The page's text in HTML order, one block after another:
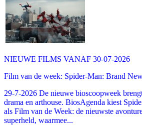
NIEUWE FILMS VANAF 30-07-2026
Film van de week: Spider-Man: Brand
29-7-2026 De nieuwe bioscoopweek
drama en arthouse. BiosAgenda kiest
als Film van de Week: de nieuwste
superheld, waarmee...